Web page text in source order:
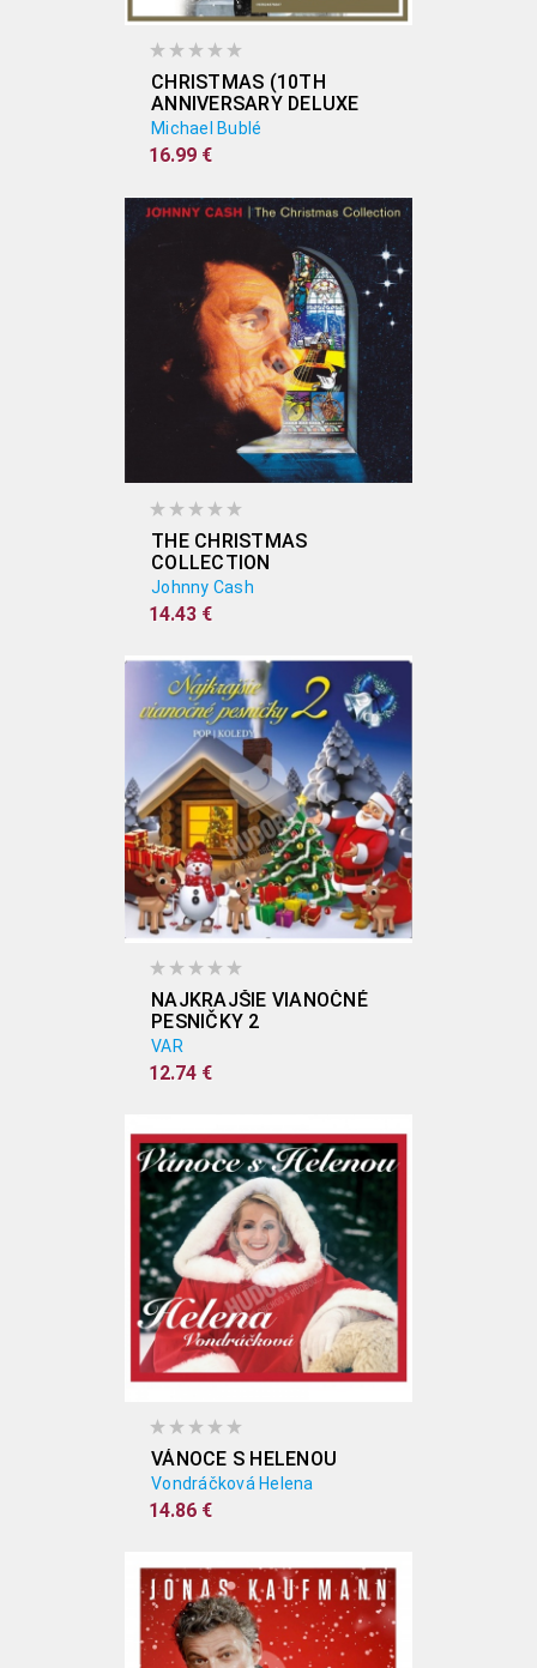
CHRISTMAS (10TH
ANNIVERSARY DELUXE
EDITION)
Michael Bublé
16.99 €
THE CHRISTMAS
COLLECTION
Johnny Cash
14.43 €
NAJKRAJŠIE VIANOČNÉ
PESNIČKY 2
VAR
12.74 €
VÁNOCE S HELENOU
Vondráčková Helena
14.86 €